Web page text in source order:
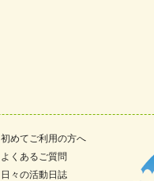
初めてご利用の方へ
よくあるご質問
日々の活動日誌